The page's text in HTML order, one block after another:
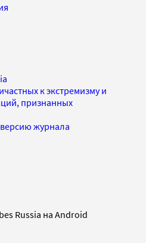
к экстремизму и
признанных
журнала
Russia на Android